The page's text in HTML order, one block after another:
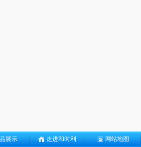
展示 走进和时利 网站地图